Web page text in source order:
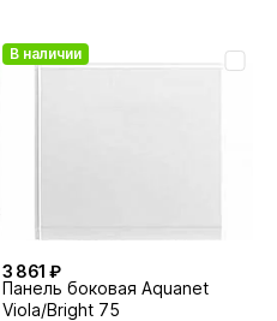
В наличии
3 861 ₽
Панель боковая Aquanet
Viola/Bright 75